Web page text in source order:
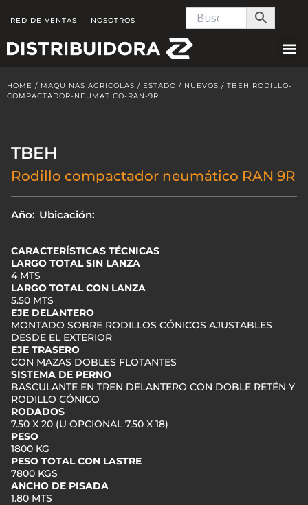
content
RED DE VENTAS NOSOTROS
HOME / MAQUINAS AGRICOLAS / ESTADO / NUEVOS / TBEH RODILLO-
COMPACTADOR-NEUMATICO-RAN-9R
TBEH
Rodillo compactador neumático RAN 9R
Año: Ubicación:
CARACTERÍSTICAS TÉCNICAS
LARGO TOTAL SIN LANZA
4 MTS
LARGO TOTAL CON LANZA
5.50 MTS
EJE DELANTERO
MONTADO SOBRE RODILLOS CÓNICOS AJUSTABLES
DESDE EL EXTERIOR
EJE TRASERO
CON MAZAS DOBLES FLOTANTES
SISTEMA DE PERNO
BASCULANTE EN TREN DELANTERO CON DOBLE RETÉN Y
RODILLO CÓNICO
RODADOS
7.50 X 20 (U OPCIONAL 7.50 X 18)
PESO
1800 KG
PESO TOTAL CON LASTRE
7800 KGS
ANCHO DE PISADA
1.80 MTS